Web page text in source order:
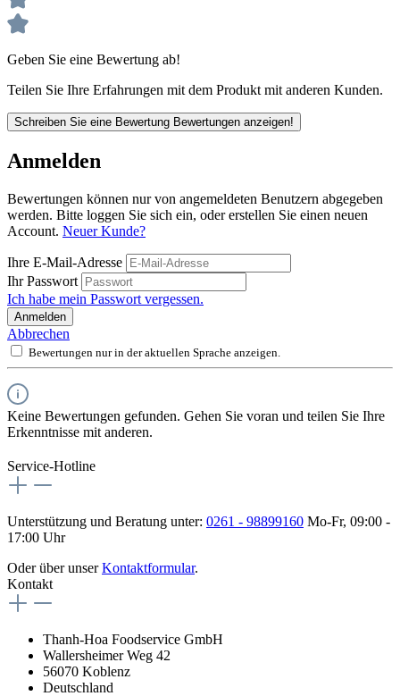
Geben Sie eine Bewertung ab!
Teilen Sie Ihre Erfahrungen mit dem Produkt mit anderen Kunden.
Schreiben Sie eine Bewertung Bewertungen anzeigen!
Anmelden
Bewertungen können nur von angemeldeten Benutzern abgegeben
werden. Bitte loggen Sie sich ein, oder erstellen Sie einen neuen
Account. Neuer Kunde?
Ihre E-Mail-Adresse
Ihr Passwort
Ich habe mein Passwort vergessen.
Anmelden
Abbrechen
Bewertungen nur in der aktuellen Sprache anzeigen.
Keine Bewertungen gefunden. Gehen Sie voran und teilen Sie Ihre
Erkenntnisse mit anderen.
Service-Hotline
Unterstützung und Beratung unter: 0261 - 98899160 Mo-Fr, 09:00 -
17:00 Uhr
Oder über unserKontaktformular.
Kontakt
Thanh-Hoa Foodservice GmbH
Wallersheimer Weg 42
56070 Koblenz
Deutschland